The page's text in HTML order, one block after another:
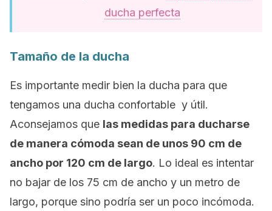
ducha perfecta
Tamaño de la ducha
Es importante medir bien la ducha para que
tengamos una ducha confortable y útil.
Aconsejamos que las medidas para ducharse
de manera cómoda sean de unos 90 cm de
ancho por 120 cm de largo. Lo ideal es intentar
no bajar de los 75 cm de ancho y un metro de
largo, porque sino podría ser un poco incómoda.